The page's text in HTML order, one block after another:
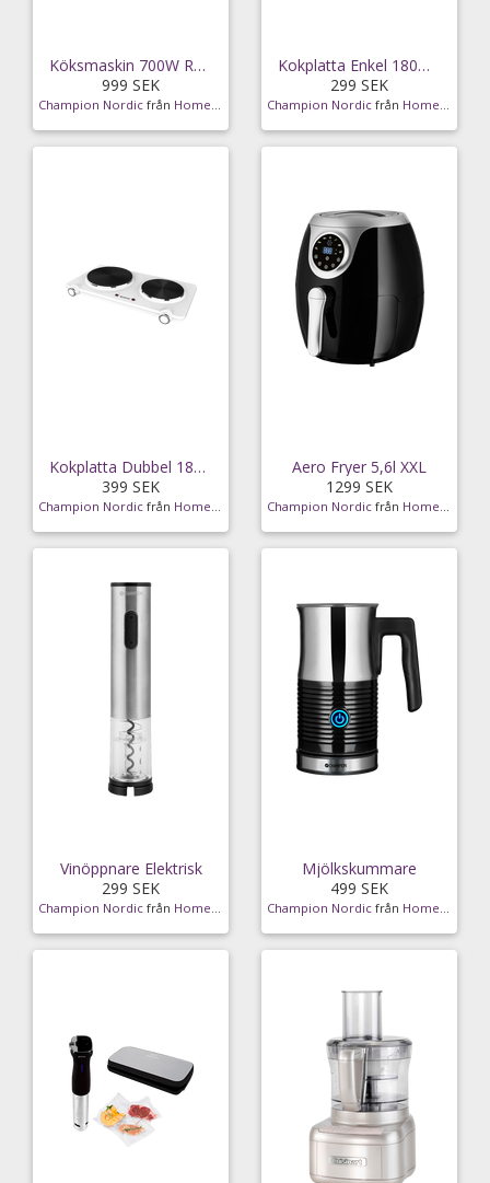
Köksmaskin 700W Rosa
999 SEK
Champion Nordic från Homeroom
Kokplatta Enkel 180mm
299 SEK
Champion Nordic från Homeroom
Kokplatta Dubbel 180mm + 150mm
399 SEK
Champion Nordic från Homeroom
Aero Fryer 5,6l XXL
1299 SEK
Champion Nordic från Homeroom
Vinöppnare Elektrisk
299 SEK
Champion Nordic från Homeroom
Mjölkskummare
499 SEK
Champion Nordic från Homeroom